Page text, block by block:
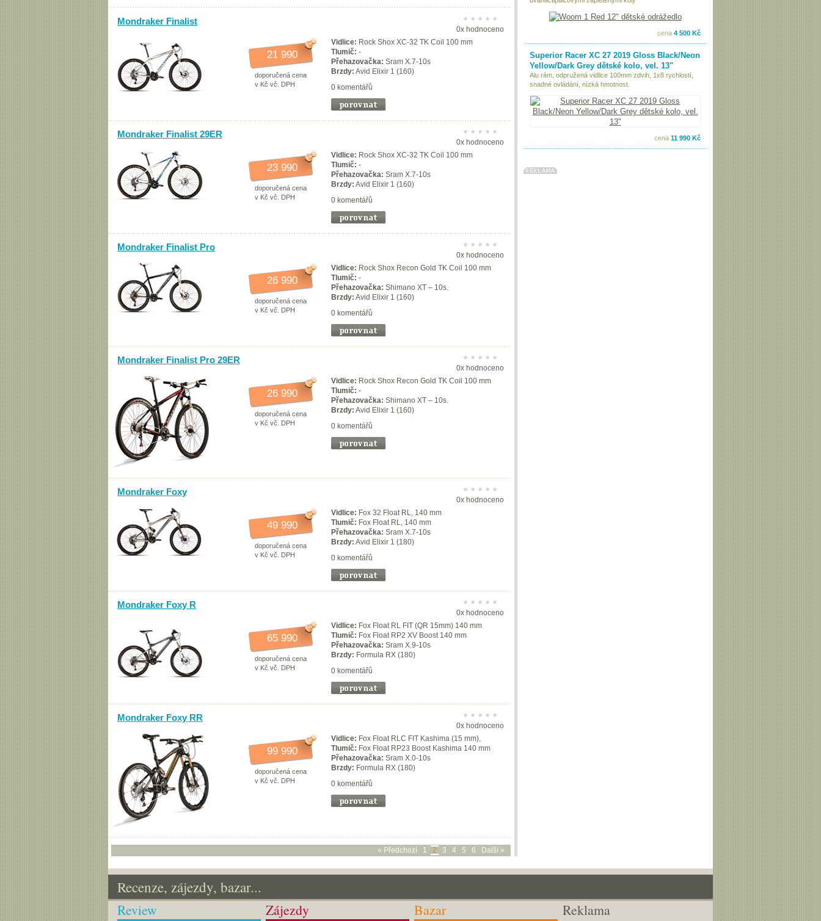
Mondraker Finalist
0x hodnoceno
21 990
doporučená cena
v Kč vč. DPH
Vidlice: Rock Shox XC-32 TK Coil 100 mm
Tlumič: -
Přehazovačka: Sram X.7-10s
Brzdy: Avid Elixir 1 (160)
0 komentářů
Mondraker Finalist 29ER
0x hodnoceno
23 990
doporučená cena
v Kč vč. DPH
Vidlice: Rock Shox XC-32 TK Coil 100 mm
Tlumič: -
Přehazovačka: Sram X.7-10s
Brzdy: Avid Elixir 1 (160)
0 komentářů
Mondraker Finalist Pro
0x hodnoceno
26 990
doporučená cena
v Kč vč. DPH
Vidlice: Rock Shox Recon Gold TK Coil 100 mm
Tlumič: -
Přehazovačka: Shimano XT – 10s.
Brzdy: Avid Elixir 1 (160)
0 komentářů
Mondraker Finalist Pro 29ER
0x hodnoceno
26 990
doporučená cena
v Kč vč. DPH
Vidlice: Rock Shox Recon Gold TK Coil 100 mm
Tlumič: -
Přehazovačka: Shimano XT – 10s.
Brzdy: Avid Elixir 1 (160)
0 komentářů
Mondraker Foxy
0x hodnoceno
49 990
doporučená cena
v Kč vč. DPH
Vidlice: Fox 32 Float RL, 140 mm
Tlumič: Fox Float RL, 140 mm
Přehazovačka: Sram X.7-10s
Brzdy: Avid Elixir 1 (180)
0 komentářů
Mondraker Foxy R
0x hodnoceno
65 990
doporučená cena
v Kč vč. DPH
Vidlice: Fox Float RL FIT (QR 15mm) 140 mm
Tlumič: Fox Float RP2 XV Boost 140 mm
Přehazovačka: Sram X.9-10s
Brzdy: Formula RX (180)
0 komentářů
Mondraker Foxy RR
0x hodnoceno
99 990
doporučená cena
v Kč vč. DPH
Vidlice: Fox Float RLC FIT Kashima (15 mm),
Tlumič: Fox Float RP23 Boost Kashima 140 mm
Přehazovačka: Sram X.0-10s
Brzdy: Formula RX (180)
0 komentářů
« Předchozí 1 2 3 4 5 6 Další »
cena 4 500 Kč
Superior Racer XC 27 2019 Gloss Black/Neon
Yellow/Dark Grey dětské kolo, vel. 13"
Alu rám, odpružená vidlice 100mm zdvih, 1x8 rychlostí,
snadné ovládání, nízká hmotnost.
cena 11 990 Kč
Recenze, zájezdy, bazar...
Review Zájezdy Bazar Reklama